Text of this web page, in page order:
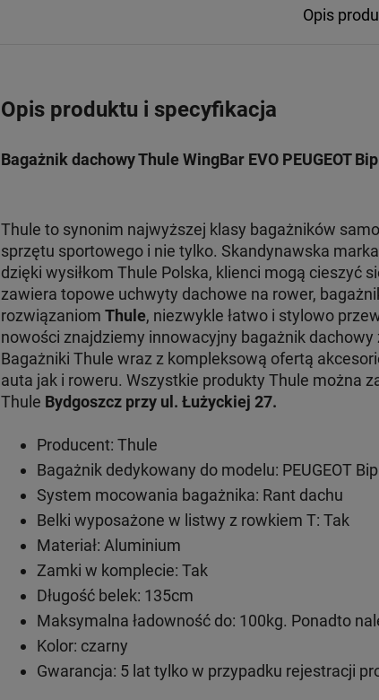
Opis
Opis produktu i specyfikacja
Bagażnik dachowy Thule WingBar EVO PEUGEOT
Thule to synonim najwyższej klasy bagażników
sprzętu sportowego i nie tylko. Skandynawska
dzięki wysiłkom Thule Polska, klienci mogą cieszyć
zawiera topowe uchwyty dachowe na rower,
rozwiązaniom Thule, niezwykle łatwo i stylowo
nowości znajdziemy innowacyjny bagażnik
Bagażniki Thule wraz z kompleksową ofertą
auta jak i roweru. Wszystkie produkty Thule można
Thule Bydgoszcz przy ul. Łużyckiej 27.
Producent: Thule
Bagażnik dedykowany do modelu: PEUGEOT
System mocowania bagażnika: Rant dachu
Belki wyposażone w listwy z rowkiem T: Tak
Materiał: Aluminium
Zamki w komplecie: Tak
Długość belek: 135cm
Maksymalna ładowność do: 100kg. Ponadto
Kolor: czarny
Gwarancja: 5 lat tylko w przypadku rejestracji